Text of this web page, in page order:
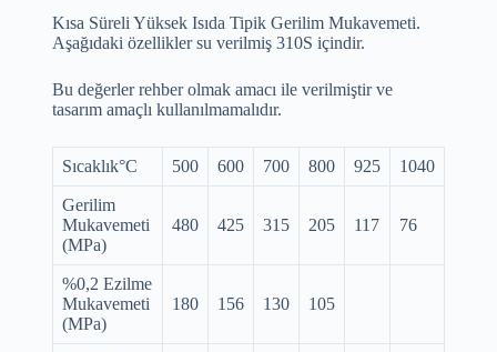
Kısa Süreli Yüksek Isıda Tipik Gerilim Mukavemeti.
Aşağıdaki özellikler su verilmiş 310S içindir.
Bu değerler rehber olmak amacı ile verilmiştir ve
tasarım amaçlı kullanılmamalıdır.
Sıcaklık°C 500 600 700 800 925 1040
Gerilim
Mukavemeti
(MPa)
480 425 315 205 117 76
%0,2 Ezilme
Mukavemeti
(MPa)
180 156 130 105